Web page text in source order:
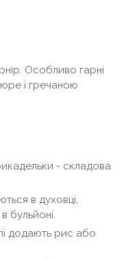
Особливо гарні
і гречаною
- складова
в духовці,
бульйоні.
додають рис або